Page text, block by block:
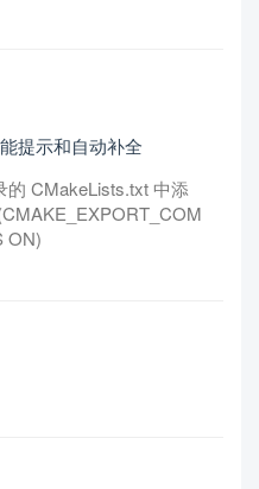
提示和自动补全
的 CMakeLists.txt 中添
ON)